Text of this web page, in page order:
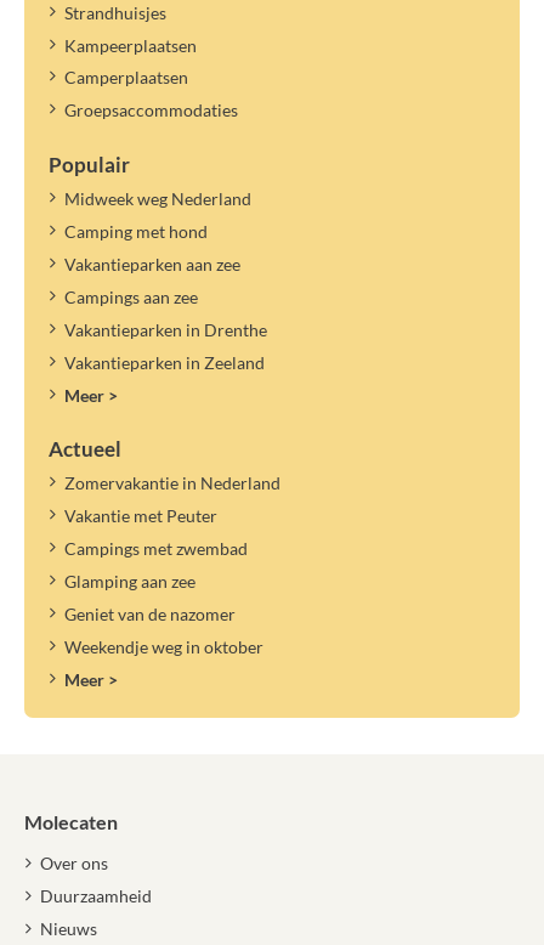
Strandhuisjes
Kampeerplaatsen
Camperplaatsen
Groepsaccommodaties
Populair
Midweek weg Nederland
Camping met hond
Vakantieparken aan zee
Campings aan zee
Vakantieparken in Drenthe
Vakantieparken in Zeeland
Meer >
Actueel
Zomervakantie in Nederland
Vakantie met Peuter
Campings met zwembad
Glamping aan zee
Geniet van de nazomer
Weekendje weg in oktober
Meer >
Molecaten
Over ons
Duurzaamheid
Nieuws